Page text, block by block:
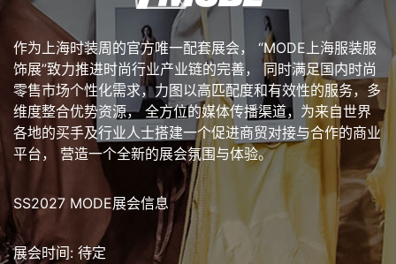
作为上海时装周的官方唯一配套展会， “MODE上海服装服
饰展”致力推进时尚行业产业链的完善， 同时满足国内时尚
零售市场个性化需求，力图以高匹配度和有效性的服务，多
维度整合优势资源， 全方位的媒体传播渠道，为来自世界
各地的买手及行业人士搭建一个促进商贸对接与合作的商业
平台， 营造一个全新的展会氛围与体验。
SS2027 MODE展会信息
展会时间: 待定